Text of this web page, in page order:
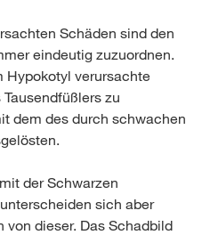
Schäden sind den
eindeutig zuzuordnen.
Hypokotyl verursachte
zu
dem des durch schwachen
der Schwarzen
sich aber
von dieser. Das Schadbild